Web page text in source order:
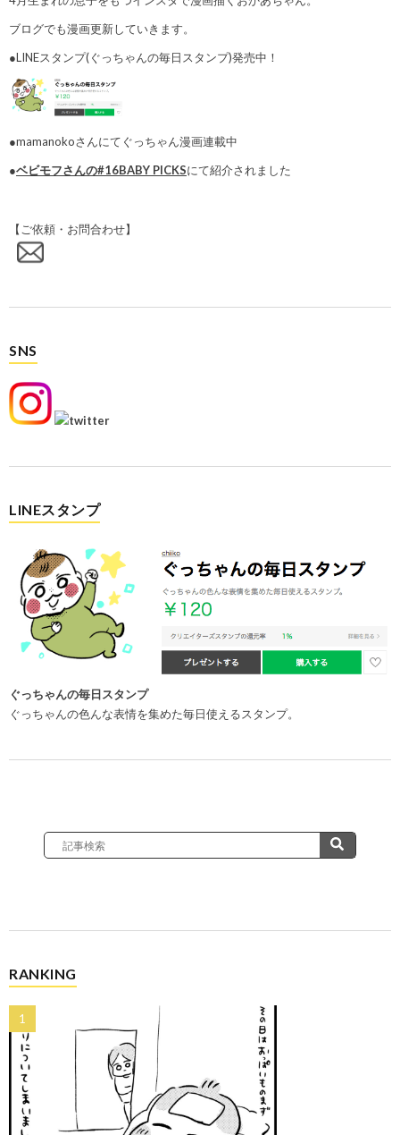
ブログでも漫画更新していきます。
●LINEスタンプ(ぐっちゃんの毎日スタンプ)発売中！
●mamanokoさんにてぐっちゃん漫画連載中
●ベビモフさんの#16BABY PICKSにて紹介されました
【ご依頼・お問合わせ】
SNS
LINEスタンプ
ぐっちゃんの毎日スタンプ
ぐっちゃんの色んな表情を集めた毎日使えるスタンプ。
RANKING